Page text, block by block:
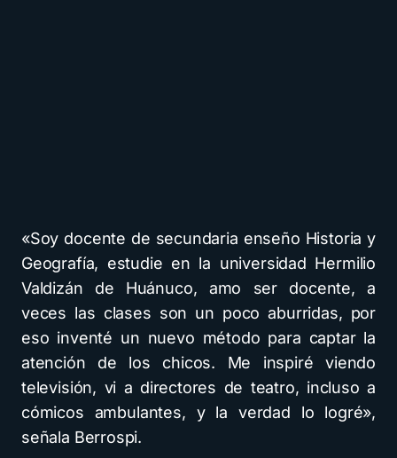
«Soy docente de secundaria enseño Historia y
Geografía, estudie en la universidad Hermilio
Valdizán de Huánuco, amo ser docente, a
veces las clases son un poco aburridas, por
eso inventé un nuevo método para captar la
atención de los chicos. Me inspiré viendo
televisión, vi a directores de teatro, incluso a
cómicos ambulantes, y la verdad lo logré»,
señala Berrospi.